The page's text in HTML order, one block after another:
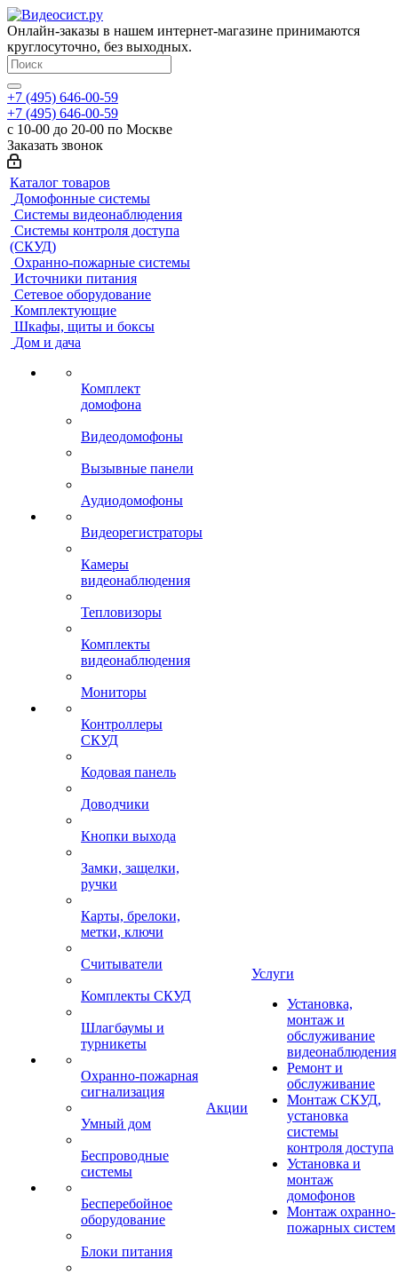
Онлайн-заказы в нашем интернет-магазине принимаются
круглосуточно, без выходных.
+7 (495) 646-00-59
+7 (495) 646-00-59
с 10-00 до 20-00 по Москве
Заказать звонок
Каталог товаров
Домофонные системы
Системы видеонаблюдения
Системы контроля доступа
(СКУД)
Охранно-пожарные системы
Источники питания
Сетевое оборудование
Комплектующие
Шкафы, щиты и боксы
Дом и дача
Комплект
домофона
Видеодомофоны
Вызывные панели
Аудиодомофоны
Видеорегистраторы
Камеры
видеонаблюдения
Тепловизоры
Комплекты
видеонаблюдения
Мониторы
Контроллеры
СКУД
Кодовая панель
Доводчики
Кнопки выхода
Замки, защелки,
ручки
Карты, брелоки,
метки, ключи
Считыватели
Комплекты СКУД
Шлагбаумы и
турникеты
Охранно-пожарная
сигнализация
Умный дом
Беспроводные
системы
Бесперебойное
оборудование
Блоки питания
Акции
Услуги
Установка,
монтаж и
обслуживание
видеонаблюдения
Ремонт и
обслуживание
Монтаж СКУД,
установка
системы
контроля доступа
Установка и
монтаж
домофонов
Монтаж охранно-
пожарных систем